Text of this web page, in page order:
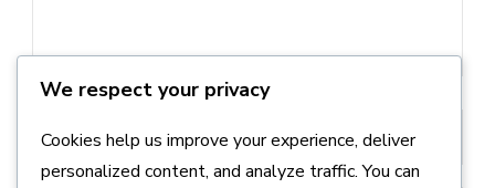
We respect your privacy
Cookies help us improve your experience, deliver
personalized content, and analyze traffic. You can